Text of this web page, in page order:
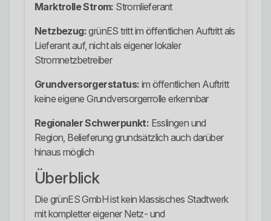
Marktrolle Strom: Stromlieferant
Netzbezug:grünES tritt im öffentlichen Auftritt als
Lieferant auf, nicht als eigener lokaler
Stromnetzbetreiber
Grundversorgerstatus: im öffentlichen Auftritt
keine eigene Grundversorgerrolle erkennbar
Regionaler Schwerpunkt: Esslingen und
Region, Belieferung grundsätzlich auch darüber
hinaus möglich
Überblick
Die grünES GmbH ist kein klassisches Stadtwerk
mit kompletter eigener Netz- und